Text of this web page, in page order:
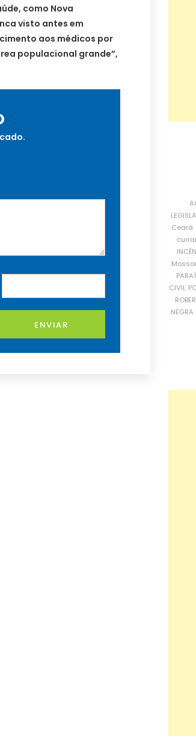
como Nova
visto antes em
aos médicos por
populacional grande”,
ENVIAR
Ceará
CIVIL
NEGRA